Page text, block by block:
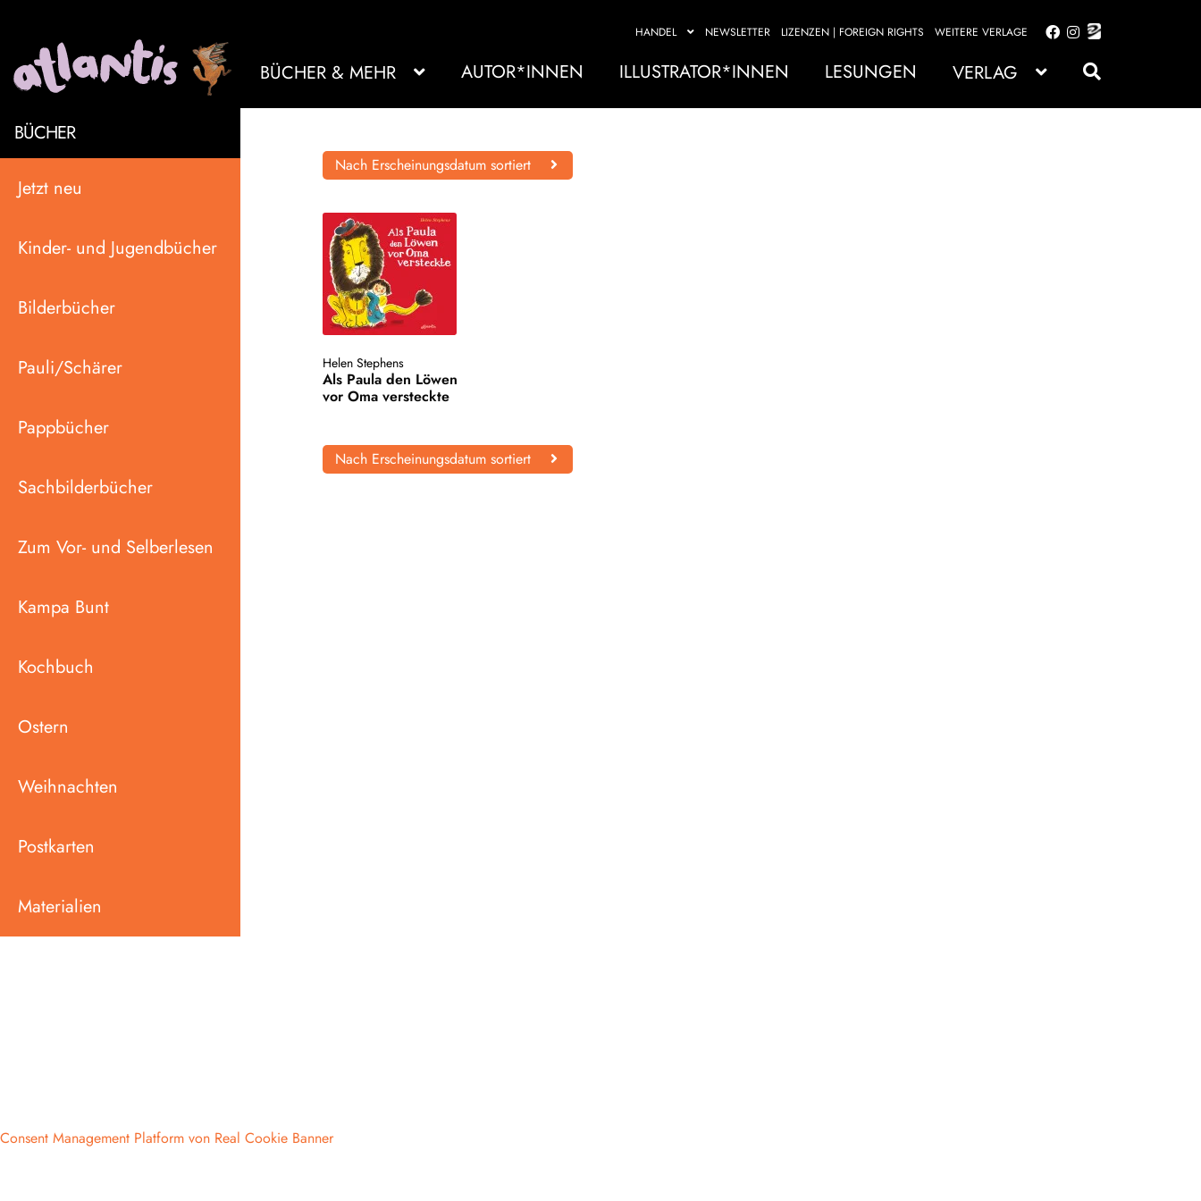
HANDEL NEWSLETTER LIZENZEN | FOREIGN RIGHTS WEITERE VERLAGE
Zur
springen
Zum
springen
BÜCHER & MEHR AUTOR*INNEN ILLUSTRATOR*INNEN LESUNGEN VERLAG
BÜCHER
Jetzt neu
Kinder- und Jugendbücher
Bilderbücher
Pauli/Schärer
Pappbücher
Sachbilderbücher
Zum Vor- und Selberlesen
Kampa Bunt
Kochbuch
Ostern
Weihnachten
Postkarten
Materialien
Nach Erscheinungsdatum sortiert
Helen Stephens
Als Paula den Löwen
vor Oma versteckte
Nach Erscheinungsdatum sortiert
Consent Management Platform von Real Cookie Banner